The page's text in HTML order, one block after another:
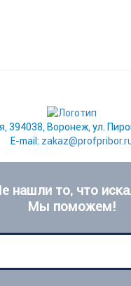
394038, Воронеж, ул.
E-mail:
нашли то, что
Мы поможем!